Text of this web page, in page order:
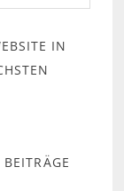
IN